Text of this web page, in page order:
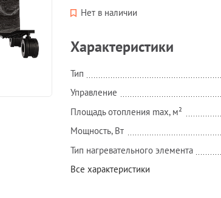
Нет в наличии
Характеристики
Тип
Управление
Площадь отопления max, м²
Мощность, Вт
Тип нагревательного элемента
Все характеристики